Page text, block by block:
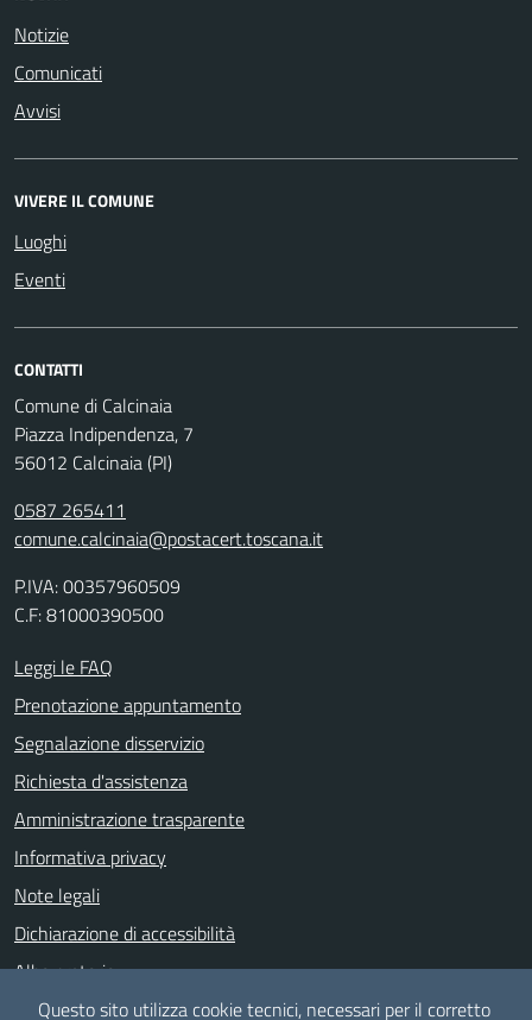
Notizie
Comunicati
Avvisi
VIVERE IL COMUNE
Luoghi
Eventi
CONTATTI
Comune di Calcinaia
Piazza Indipendenza, 7
56012 Calcinaia (PI)
0587 265411
comune.calcinaia@postacert.toscana.it
P.IVA: 00357960509
C.F: 81000390500
Leggi le FAQ
Prenotazione appuntamento
Segnalazione disservizio
Richiesta d'assistenza
Amministrazione trasparente
Informativa privacy
Note legali
Dichiarazione di accessibilità
Albo pretorio
Meccanismo di feedback
Questo sito utilizza cookie tecnici, necessari per il corretto